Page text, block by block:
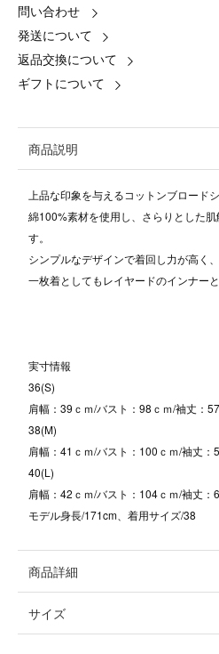
問い合わせ
発送について
返品交換について
ギフトについて
商品説明
上品な印象を与えるコットンブロードシ
綿100%素材を使用し、さらりとした
す。
シンプルなデザインで着回し力が高く
一枚着としてもレイヤードのインナー
実寸情報
36(S)
肩幅：39ｃｍ/バスト：98ｃｍ/袖丈：
38(M)
肩幅：41ｃｍ/バスト：100ｃｍ/袖丈：
40(L)
肩幅：42ｃｍ/バスト：104ｃｍ/袖丈：
モデル身長/171cm、着用サイズ/38
商品詳細
サイズ